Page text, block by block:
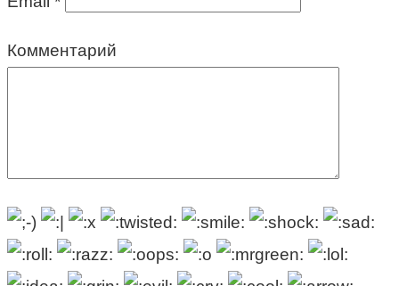
Комментарий